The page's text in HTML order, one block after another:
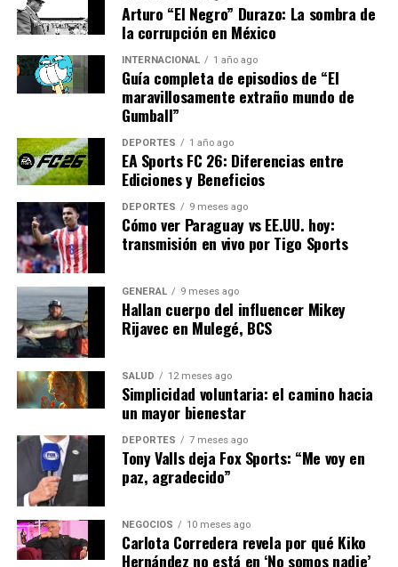
las infraestructuras y en el
medio ambiente.”
Implicaciones y Perspectivas
Futuras
El repunte del turismo no solo beneficia a las grandes
ciudades como Madrid y Barcelona, sino también a
regiones menos conocidas que están viendo un aumento
en el interés turístico. Esto podría llevar a un desarrollo
económico más equilibrado en todo el país.
De cara al futuro, las autoridades planean continuar con
las campañas de promoción y trabajar en la
diversificación de la oferta turística, incluyendo el
turismo rural y de naturaleza, que ha ganado
popularidad durante la pandemia.
representa una oportunidad para revitalizar la
economía local y mejorar la imagen del país como un
destino turístico de primer nivel. Sin embargo, será
sostenibilidad y la gestión de recursos para asegurar un
crecimiento equilibrado y duradero.
Arturo “El Negro” Durazo: La sombra de
la corrupción en México
INTERNACIONAL 1 año ago
Guía completa de episodios de “El
maravillosamente extraño mundo de
Gumball”
DEPORTES 1 año ago
EA Sports FC 26: Diferencias entre
Ediciones y Beneficios
DEPORTES 9 meses ago
Cómo ver Paraguay vs EE.UU. hoy:
transmisión en vivo por Tigo Sports
GENERAL 9 meses ago
Hallan cuerpo del influencer Mikey
Rijavec en Mulegé, BCS
SALUD 12 meses ago
Simplicidad voluntaria: el camino hacia
un mayor bienestar
DEPORTES 7 meses ago
Tony Valls deja Fox Sports: “Me voy en
paz, agradecido”
NEGOCIOS 10 meses ago
Carlota Corredera revela por qué Kiko
Hernández no está en ‘No somos nadie’